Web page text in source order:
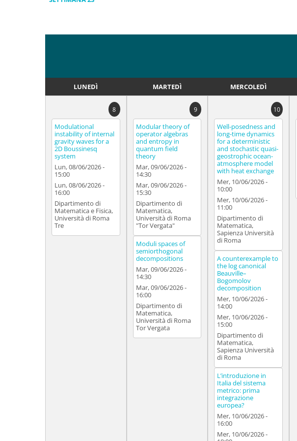
LUNEDÌ MARTEDÌ MERCOLEDÌ
8
Modulational
instability of internal
gravity waves for a
2D Boussinesq
system
Lun, 08/06/2026 -
15:00
Lun, 08/06/2026 -
16:00
Dipartimento di
Matematica e Fisica,
Università di Roma
Tre
9
Modular theory of
operator algebras
and entropy in
quantum field
theory
Mar, 09/06/2026 -
14:30
Mar, 09/06/2026 -
15:30
Dipartimento di
Matematica,
Università di Roma
"Tor Vergata"
Moduli spaces of
semiorthogonal
decompositions
Mar, 09/06/2026 -
14:30
Mar, 09/06/2026 -
16:00
Dipartimento di
Matematica,
Università di Roma
Tor Vergata
10
Well-posedness and
long-time dynamics
for a deterministic
and stochastic quasi-
geostrophic ocean-
atmosphere model
with heat exchange
Mer, 10/06/2026 -
10:00
Mer, 10/06/2026 -
11:00
Dipartimento di
Matematica,
Sapienza Università
di Roma
A counterexample to
the log canonical
Beauville–
Bogomolov
decomposition
Mer, 10/06/2026 -
14:00
Mer, 10/06/2026 -
15:00
Dipartimento di
Matematica,
Sapienza Università
di Roma
L’introduzione in
Italia del sistema
metrico: prima
integrazione
europea?
Mer, 10/06/2026 -
16:00
Mer, 10/06/2026 -